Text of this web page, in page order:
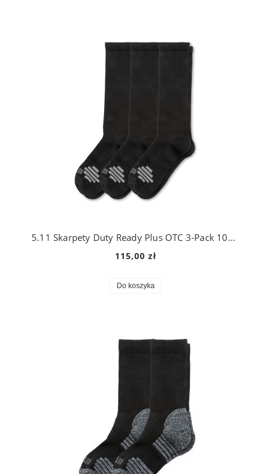
5.11 Skarpety Duty Ready Plus OTC 3-Pack 10045
115,00 zł
Do koszyka